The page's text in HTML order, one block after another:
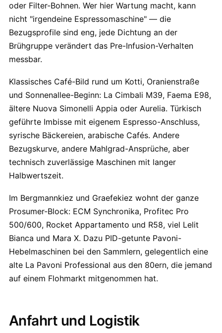
oder Filter-Bohnen. Wer hier Wartung macht, kann
nicht "irgendeine Espressomaschine" — die
Bezugsprofile sind eng, jede Dichtung an der
Brühgruppe verändert das Pre-Infusion-Verhalten
messbar.
Klassisches Café-Bild rund um Kotti, Oranienstraße
und Sonnenallee-Beginn: La Cimbali M39, Faema E98,
ältere Nuova Simonelli Appia oder Aurelia. Türkisch
geführte Imbisse mit eigenem Espresso-Anschluss,
syrische Bäckereien, arabische Cafés. Andere
Bezugskurve, andere Mahlgrad-Ansprüche, aber
technisch zuverlässige Maschinen mit langer
Halbwertszeit.
Im Bergmannkiez und Graefekiez wohnt der ganze
Prosumer-Block: ECM Synchronika, Profitec Pro
500/600, Rocket Appartamento und R58, viel Lelit
Bianca und Mara X. Dazu PID-getunte Pavoni-
Hebelmaschinen bei den Sammlern, gelegentlich eine
alte La Pavoni Professional aus den 80ern, die jemand
auf einem Flohmarkt mitgenommen hat.
Anfahrt und Logistik